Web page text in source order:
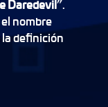
Daredevil”.
nombre
definición